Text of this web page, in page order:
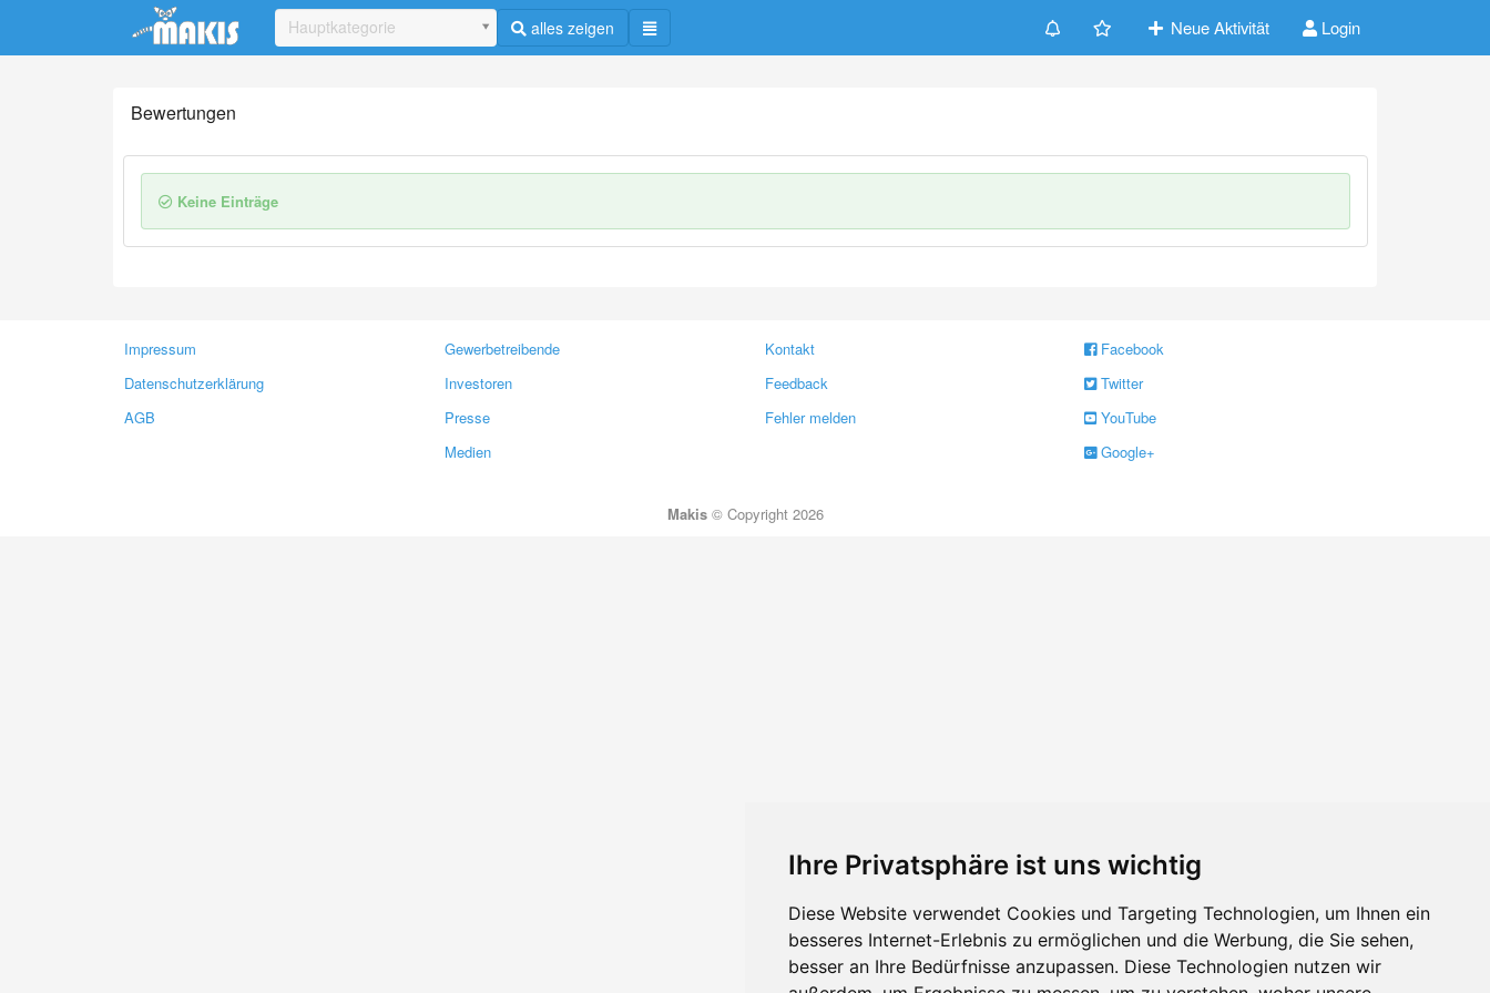
Ihre Privatsphäre ist uns wichtig
Diese Website verwendet Cookies und Targeting Technologien, um Ihnen ein
besseres Internet-Erlebnis zu ermöglichen und die Werbung, die Sie sehen,
besser an Ihre Bedürfnisse anzupassen. Diese Technologien nutzen wir
Update cookies preferences
Hauptkategorie alles zeigen Neue Aktivität Login
Bewertungen
Keine Einträge
Impressum
Datenschutzerklärung
AGB
Gewerbetreibende
Investoren
Presse
Medien
Kontakt
Feedback
Fehler melden
Facebook
Twitter
YouTube
Google+
Makis© Copyright 2026